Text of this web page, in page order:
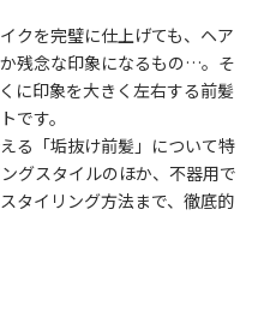
クを完璧に仕上げても、ヘア
残念な印象になるもの…。そ
に印象を大きく左右する前髪
です。
る「垢抜け前髪」について特
グスタイルのほか、不器用で
タイリング方法まで、徹底的